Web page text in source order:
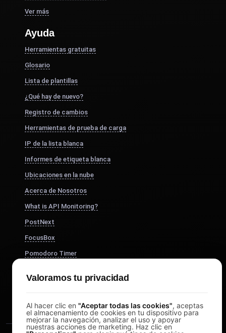
Ver más
Ayuda
Herramientas gratuitas
Glosario
Lista de plantillas
¿Qué hay de nuevo?
Registro de cambios
Herramientas de prueba de carga
IP de la lista blanca
Informes de etiqueta blanca
Ubicaciones en la nube
Acerca de Nosotros
What is API Monitoring?
PostNext
FocusBox
Pomodoro Timer
Valoramos tu privacidad
Al hacer clic en "Aceptar todas las cookies", aceptas
el almacenamiento de cookies en tu dispositivo para
mejorar la navegación, analizar el uso y apoyar
nuestras acciones de marketing. Haz clic en